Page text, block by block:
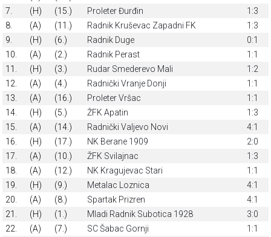
7.
(H) (15.) Proleter Đurđin
1:3
8.
(A) (11.) Radnik Kruševac Zapadni FK
1:3
9.
(H) (6.) Radnik Duge
0:1
10.
(A) (2.) Radnik Perast
1:1
11.
(H) (3.) Rudar Smederevo Mali
1:2
12.
(A) (4.) Radnički Vranje Donji
1:1
13.
(A) (16.) Proleter Vršac
1:1
14.
(H) (5.) ŽFK Apatin
1:3
15.
(A) (14.) Radnički Valjevo Novi
4:1
16.
(H) (17.) NK Berane 1909
2:0
17.
(A) (10.) ŽFK Svilajnac
1:3
18.
(A) (12.) NK Kragujevac Stari
1:1
19.
(H) (9.) Metalac Loznica
4:1
20.
(A) (8.) Spartak Prizren
4:1
21.
(H) (1.) Mladi Radnik Subotica 1928
3:0
22.
(A) (7.) SC Šabac Gornji
1:1